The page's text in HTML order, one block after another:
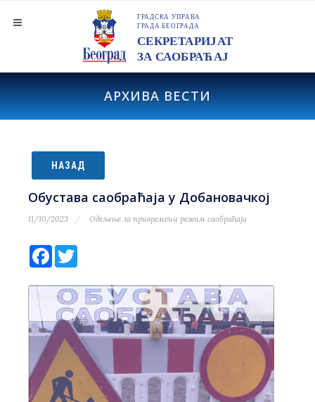
АРХИВА ВЕСТИ
НАЗАД
Обустава саобраћаја у Добановачкој
11/10/2023 Одељење за привремени режим саобраћаја
Facebook